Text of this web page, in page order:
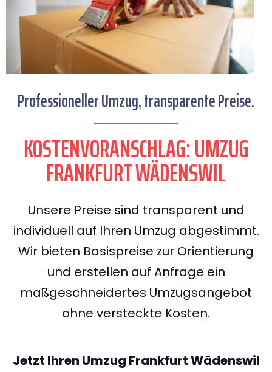
Professioneller Umzug, transparente Preise.
KOSTENVORANSCHLAG: UMZUG
FRANKFURT WÄDENSWIL
Unsere Preise sind transparent und
individuell auf Ihren Umzug abgestimmt.
Wir bieten Basispreise zur Orientierung
und erstellen auf Anfrage ein
maßgeschneidertes Umzugsangebot
ohne versteckte Kosten.
Jetzt Ihren Umzug Frankfurt Wädenswil